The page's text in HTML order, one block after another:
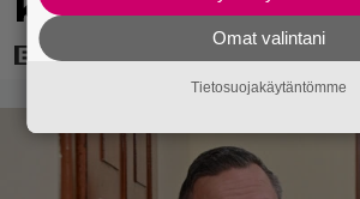
katso traileri
Omat valintani
Tietosuojakäytäntömme